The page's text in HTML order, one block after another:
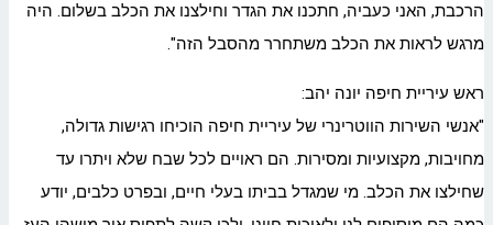
הרכבת, האני כעביה, חתכנו את הגדר וחילצנו את הכלב בשלום. היה
מרגש לראות את הכלב משתחרר מהסבל הזה".
ראש עיריית חיפה יונה יהב:
"אנשי השירות הווטרינרי של עיריית חיפה הוכיחו רגישות גדולה,
מחויבות, מקצועיות ומסירות. הם ראויים לכל שבח שלא ויתרו עד
שחילצו את הכלב. מי שמגדל בביתו בעלי חיים, ובפרט כלבים, יודע